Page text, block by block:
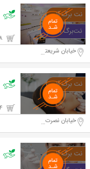
خیابان شریعتی - خیابان ظفر
خیابان نصرت غربی